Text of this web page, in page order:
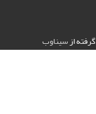
ازسیناوب